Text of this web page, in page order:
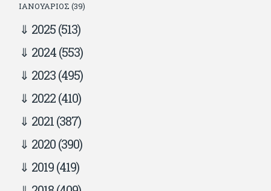
ΙΑΝΟΥΆΡΙΟΣ (39)
2025(513)
2024(553)
2023(495)
2022(410)
2021(387)
2020(390)
2019(419)